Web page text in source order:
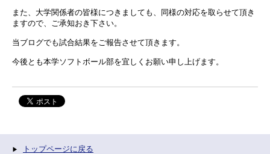
また、大学関係者の皆様につきましても、同様の対応を取らせて頂き
ますので、ご承知おき下さい。
当ブログでも試合結果をご報告させて頂きます。
今後とも本学ソフトボール部を宜しくお願い申し上げます。
トップページに戻る